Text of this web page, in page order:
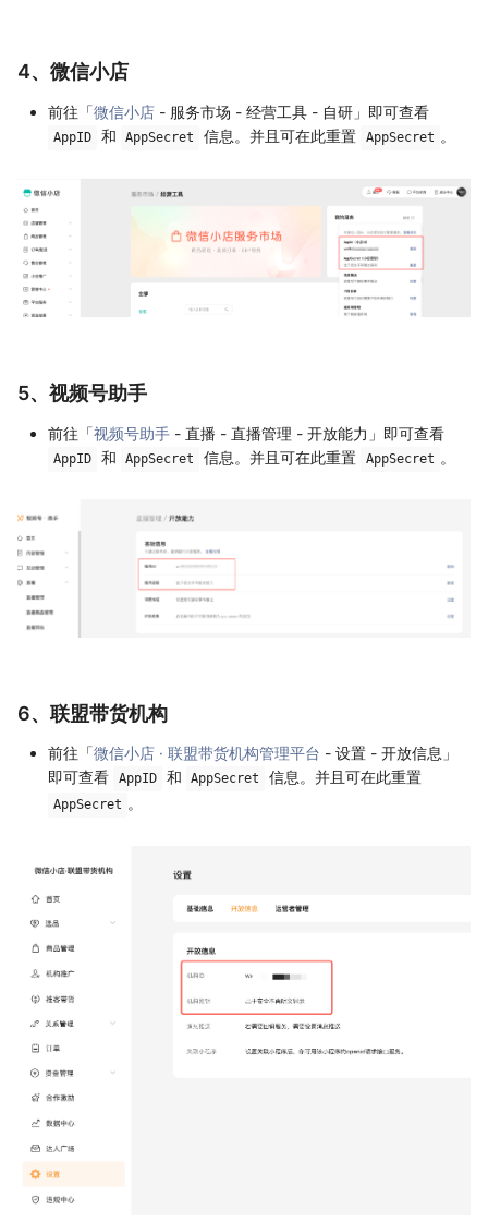
4、微信小店
前往「微信小店 - 服务市场 - 经营工具 - 自研」即可查看
AppID 和 AppSecret 信息。并且可在此重置 AppSecret 。
5、视频号助手
前往「视频号助手 - 直播 - 直播管理 - 开放能力」即可查看
AppID 和 AppSecret 信息。并且可在此重置 AppSecret 。
6、联盟带货机构
前往「微信小店 · 联盟带货机构管理平台 - 设置 - 开放信息」
即可查看
AppID 和 AppSecret 信息。并且可在此重置
AppSecret 。